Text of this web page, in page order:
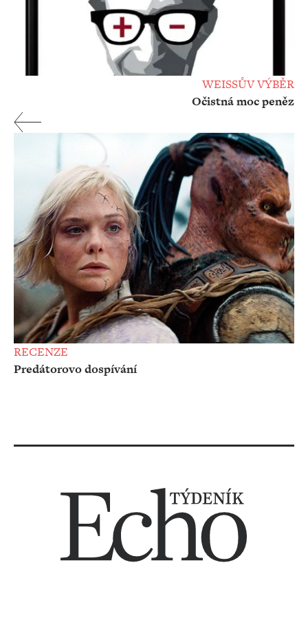
WEISSŮV VÝBĚR
Očistná moc peněz
RECENZE
Predátorovo dospívání